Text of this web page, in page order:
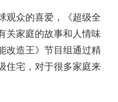
观众的喜爱，《超级全
关家庭的故事和人情味
改造王》节目组通过精
住宅，对于很多家庭来